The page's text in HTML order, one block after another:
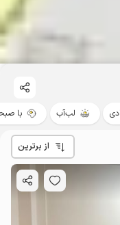
لب‌آب با
از برترین